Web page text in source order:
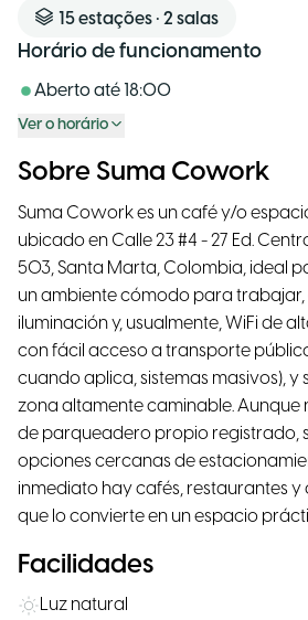
15estações • 2 salas
Horário de funcionamento
Aberto até 18:00
Ver o horário
Sobre Suma Cowork
Suma Cowork es un café y/o
ubicado en Calle 23 #4 - 27 Ed.
503, Santa Marta, Colombia, ideal
un ambiente cómodo para trabajar,
iluminación y, usualmente, WiFi de
con fácil acceso a transporte
cuando aplica, sistemas masivos), y
zona altamente caminable. Aunque
de parqueadero propio registrado,
opciones cercanas de
inmediato hay cafés, restaurantes y
que lo convierte en un espacio
Facilidades
Luz natural